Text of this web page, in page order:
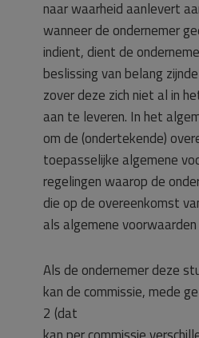
naar waarheid aanlevert
wanneer de ondernemer
indient, dient de
beslissing van belang
zover deze zich niet al in
aan te leveren. In het
om de (ondertekende)
toepasselijke algemene
regelingen waarop de
die op de overeenkomst
als algemene
Als de ondernemer deze
kan de commissie, mede
2 (dat